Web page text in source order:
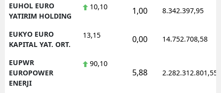
EUHOL EURO
YATIRIM HOLDING
10,10 1,00 8.342.397,95
EUKYO EURO
KAPITAL YAT. ORT.
13,15 0,00 14.752.708,58
EUPWR
EUROPOWER
ENERJI
90,10
5,88 2.282.312.801,55